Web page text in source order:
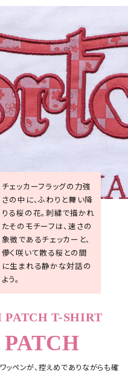
L
XXXL
32inc
38inc
で検索する
チェッカーフラッグの力強
さの中に、ふわりと舞い降
りる桜の花。刺繍で描かれ
たそのモチーフは、速さの
象徴であるチェッカーと、
儚く咲いて散る桜との間
に生まれる静かな対話の
よう。
PATCH T-SHIRT
ッペンが、控えめでありながらも確